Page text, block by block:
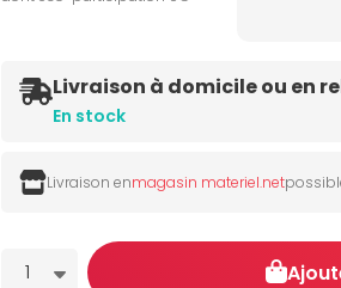
Livraison à domicile ou en
En stock
Livraison enmagasin materiel.net
Quantité
1